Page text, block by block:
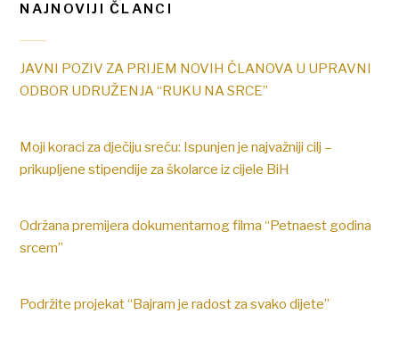
NAJNOVIJI ČLANCI
JAVNI POZIV ZA PRIJEM NOVIH ČLANOVA U UPRAVNI
ODBOR UDRUŽENJA “RUKU NA SRCE”
Moji koraci za dječiju sreću: Ispunjen je najvažniji cilj –
prikupljene stipendije za školarce iz cijele BiH
Održana premijera dokumentarnog filma “Petnaest godina
srcem”
Podržite projekat “Bajram je radost za svako dijete”